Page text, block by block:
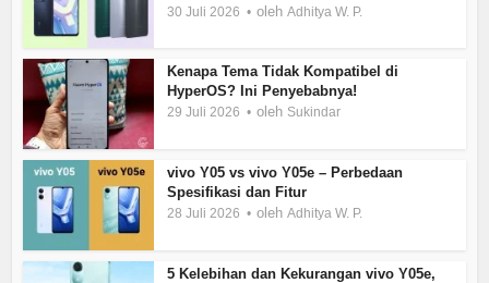
30 Juli 2026 olehAdhitya W. P.
Kenapa Tema Tidak Kompatibel di
HyperOS? Ini Penyebabnya!
29 Juli 2026 oleh Sukindar
vivo Y05 vs vivo Y05e – Perbedaan
Spesifikasi dan Fitur
28 Juli 2026 olehAdhitya W. P.
5 Kelebihan dan Kekurangan vivo Y05e,